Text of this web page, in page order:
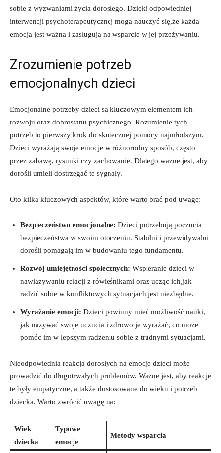
sobie z wyzwaniami życia dorosłego. Dzięki odpowiedniej
interwencji psychoterapeutycznej mogą nauczyć się,że każda
emocja jest ważna i zasługują na wsparcie w jej przeżywaniu.
Zrozumienie potrzeb
emocjonalnych dzieci
Emocjonalne potrzeby dzieci są kluczowym elementem ich
rozwoju oraz dobrostanu psychicznego. Rozumienie tych
potrzeb to pierwszy krok do skutecznej pomocy najmłodszym.
Dzieci wyrażają swoje emocje w różnorodny sposób, często
przez zabawę, rysunki czy zachowanie. Dlatego ważne jest, aby
dorośli umieli dostrzegać te sygnały.
Oto kilka kluczowych aspektów, które warto brać pod uwagę:
Bezpieczeństwo emocjonalne: Dzieci potrzebują poczucia
bezpieczeństwa w swoim otoczeniu. Stabilni i przewidywalni
dorośli pomagają im w budowaniu tego fundamentu.
Rozwój umiejętności społecznych: Wspieranie dzieci w
nawiązywaniu relacji z rówieśnikami oraz ucząc ich,jak
radzić sobie w konfliktowych sytuacjach,jest niezbędne.
Wyrażanie emocji: Dzieci powinny mieć możliwość nauki,
jak nazywać swoje uczucia i zdrowo je wyrażać, co może
pomóc im w lepszym radzeniu sobie z trudnymi sytuacjami.
Nieodpowiednia reakcja dorosłych na emocje dzieci może
prowadzić do długotrwałych problemów. Ważne jest, aby reakcje
te były empatyczne, a także dostosowane do wieku i potrzeb
dziecka. Warto zwrócić uwagę na:
Wiek
dziecka
Typowe
emocje
Metody wsparcia